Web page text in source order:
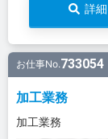
詳
お仕事No.733054
加工業務
加工業務